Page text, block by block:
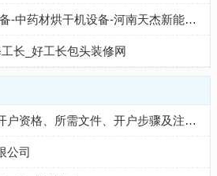
辣椒烘干房-辣椒烘干设备-中药材烘干机设备-河南天杰新能源科技有限公司
长_好工长包头装修网
越南银行开户：外国人开户资格、所需文件、开户步骤及注意事项
公司